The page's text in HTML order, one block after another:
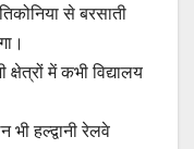
से बरसाती
में कभी विद्यालय
हल्द्वानी रेलवे